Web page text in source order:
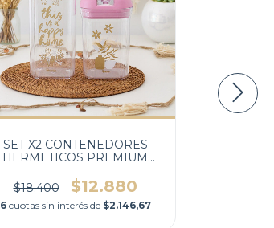
SET X2 CONTENEDORES
HERMETICOS PREMIUM
$18.400
$12.880
6 cuotas sin interés de $2.146,67